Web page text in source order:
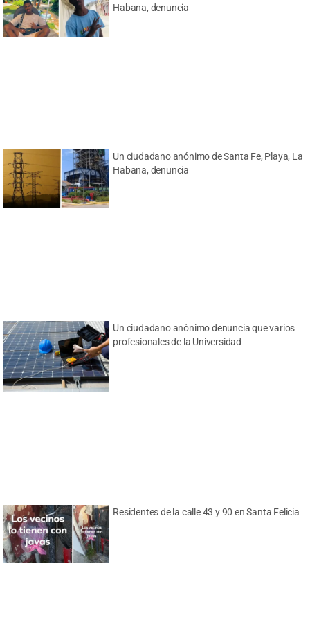
Habana, denuncia
Un ciudadano anónimo de Santa Fe, Playa, La
Habana, denuncia
Un ciudadano anónimo denuncia que varios
profesionales de la Universidad
Residentes de la calle 43 y 90 en Santa Felicia